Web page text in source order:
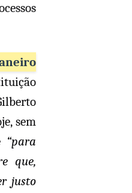
sem
“para
que,
justo